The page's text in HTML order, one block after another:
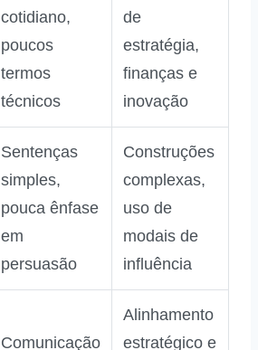
cotidiano,
poucos
termos
técnicos
de
estratégia,
finanças e
inovação
Sentenças
simples,
pouca ênfase
em
persuasão
Construções
complexas,
uso de
modais de
influência
Comunicação
Alinhamento
estratégico e